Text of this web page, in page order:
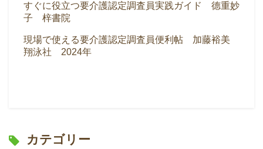
すぐに役立つ要介護認定調査員実践ガイド 德重妙
子 梓書院
現場で使える要介護認定調査員便利帖 加藤裕美
翔泳社 2024年
カテゴリー